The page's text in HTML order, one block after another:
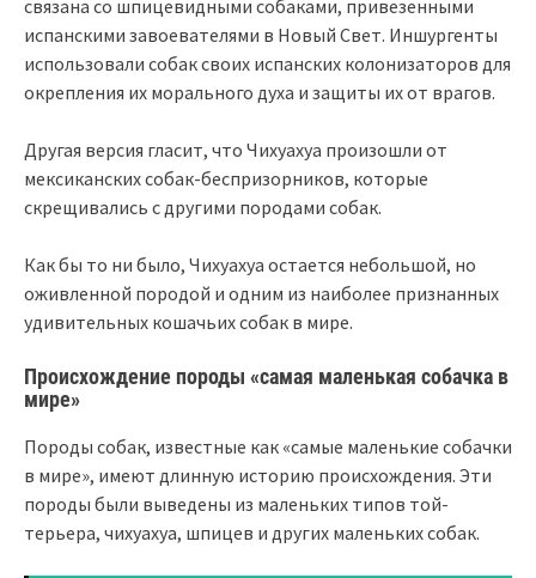
связана со шпицевидными собаками, привезенными
испанскими завоевателями в Новый Свет. Иншургенты
использовали собак своих испанских колонизаторов для
окрепления их морального духа и защиты их от врагов.
Другая версия гласит, что Чихуахуа произошли от
мексиканских собак-беспризорников, которые
скрещивались с другими породами собак.
Как бы то ни было, Чихуахуа остается небольшой, но
оживленной породой и одним из наиболее признанных
удивительных кошачьих собак в мире.
Происхождение породы «самая маленькая собачка в
мире»
Породы собак, известные как «самые маленькие собачки
в мире», имеют длинную историю происхождения. Эти
породы были выведены из маленьких типов той-
терьера, чихуахуа, шпицев и других маленьких собак.